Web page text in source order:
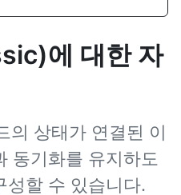
에 대한 자
의 상태가 연결된 이
동기화를 유지하도
성할 수 있습니다.